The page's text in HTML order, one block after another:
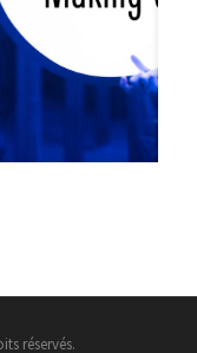
réservés.